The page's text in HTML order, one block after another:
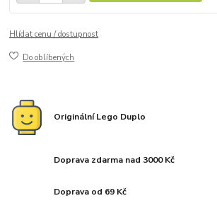
Hlídat cenu / dostupnost
Do oblíbených
Originální Lego Duplo
Doprava zdarma nad 3000 Kč
Doprava od 69 Kč